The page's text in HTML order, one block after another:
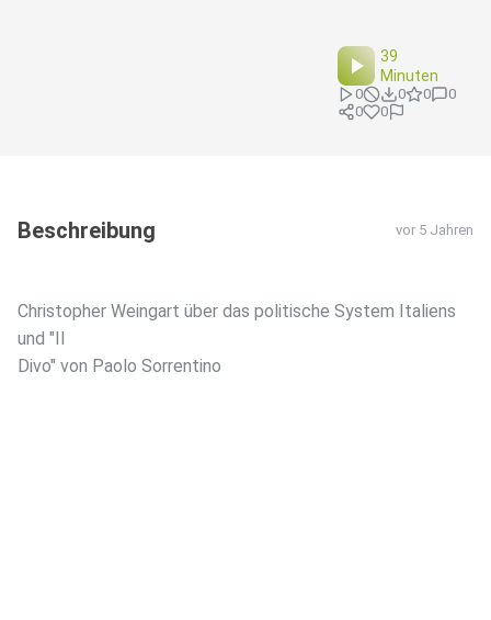
39
Minuten
0 0 0
0
0
0
Beschreibung vor 5 Jahren
Christopher Weingart über das politische System Italiens
und "Il
Divo" von Paolo Sorrentino